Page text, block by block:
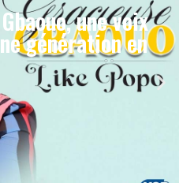
une voix
génération en